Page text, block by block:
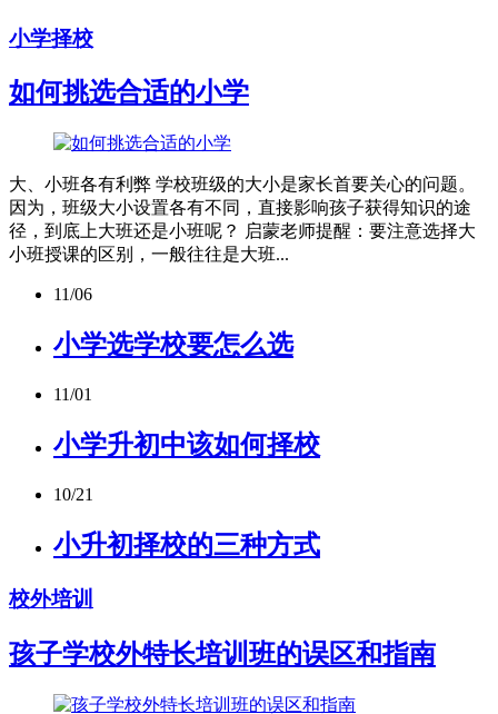
小学择校
如何挑选合适的小学
大、小班各有利弊 学校班级的大小是家长首要关心的问题。
因为，班级大小设置各有不同，直接影响孩子获得知识的途
径，到底上大班还是小班呢？ 启蒙老师提醒：要注意选择大
小班授课的区别，一般往往是大班...
11/06
小学选学校要怎么选
11/01
小学升初中该如何择校
10/21
小升初择校的三种方式
校外培训
孩子学校外特长培训班的误区和指南